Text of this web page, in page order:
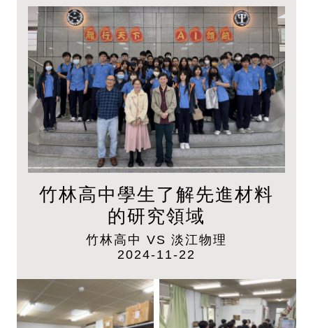
竹林高中學生了解先進材料
的研究領域
竹林高中 VS 淡江物理
2024-11-22